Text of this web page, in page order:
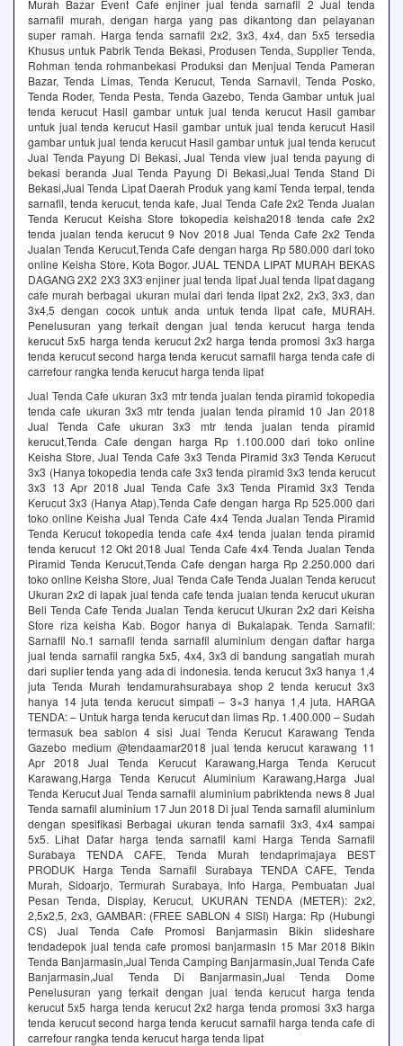
Murah Bazar Event Cafe enjiner jual tenda sarnafil 2 Jual tenda
sarnafil murah, dengan harga yang pas dikantong dan pelayanan
super ramah. Harga tenda sarnafil 2x2, 3x3, 4x4, dan 5x5 tersedia
Khusus untuk Pabrik Tenda Bekasi, Produsen Tenda, Supplier Tenda,
Rohman tenda rohmanbekasi Produksi dan Menjual Tenda Pameran
Bazar, Tenda Limas, Tenda Kerucut, Tenda Sarnavil, Tenda Posko,
Tenda Roder, Tenda Pesta, Tenda Gazebo, Tenda Gambar untuk jual
tenda kerucut Hasil gambar untuk jual tenda kerucut Hasil gambar
untuk jual tenda kerucut Hasil gambar untuk jual tenda kerucut Hasil
gambar untuk jual tenda kerucut Hasil gambar untuk jual tenda kerucut
Jual Tenda Payung Di Bekasi, Jual Tenda view jual tenda payung di
bekasi beranda Jual Tenda Payung Di Bekasi,Jual Tenda Stand Di
Bekasi,Jual Tenda Lipat Daerah Produk yang kami Tenda terpal, tenda
sarnafil, tenda kerucut, tenda kafe, Jual Tenda Cafe 2x2 Tenda Jualan
Tenda Kerucut Keisha Store tokopedia keisha2018 tenda cafe 2x2
tenda jualan tenda kerucut 9 Nov 2018 Jual Tenda Cafe 2x2 Tenda
Jualan Tenda Kerucut,Tenda Cafe dengan harga Rp 580.000 dari toko
online Keisha Store, Kota Bogor. JUAL TENDA LIPAT MURAH BEKAS
DAGANG 2X2 2X3 3X3 enjiner jual tenda lipat Jual tenda lipat dagang
cafe murah berbagai ukuran mulai dari tenda lipat 2x2, 2x3, 3x3, dan
3x4,5 dengan cocok untuk anda untuk tenda lipat cafe, MURAH.
Penelusuran yang terkait dengan jual tenda kerucut harga tenda
kerucut 5x5 harga tenda kerucut 2x2 harga tenda promosi 3x3 harga
tenda kerucut second harga tenda kerucut sarnafil harga tenda cafe di
carrefour rangka tenda kerucut harga tenda lipat
Jual Tenda Cafe ukuran 3x3 mtr tenda jualan tenda piramid tokopedia
tenda cafe ukuran 3x3 mtr tenda jualan tenda piramid 10 Jan 2018
Jual Tenda Cafe ukuran 3x3 mtr tenda jualan tenda piramid
kerucut,Tenda Cafe dengan harga Rp 1.100.000 dari toko online
Keisha Store, Jual Tenda Cafe 3x3 Tenda Piramid 3x3 Tenda Kerucut
3x3 (Hanya tokopedia tenda cafe 3x3 tenda piramid 3x3 tenda kerucut
3x3 13 Apr 2018 Jual Tenda Cafe 3x3 Tenda Piramid 3x3 Tenda
Kerucut 3x3 (Hanya Atap),Tenda Cafe dengan harga Rp 525.000 dari
toko online Keisha Jual Tenda Cafe 4x4 Tenda Jualan Tenda Piramid
Tenda Kerucut tokopedia tenda cafe 4x4 tenda jualan tenda piramid
tenda kerucut 12 Okt 2018 Jual Tenda Cafe 4x4 Tenda Jualan Tenda
Piramid Tenda Kerucut,Tenda Cafe dengan harga Rp 2.250.000 dari
toko online Keisha Store, Jual Tenda Cafe Tenda Jualan Tenda kerucut
Ukuran 2x2 di lapak jual tenda cafe tenda jualan tenda kerucut ukuran
Beli Tenda Cafe Tenda Jualan Tenda kerucut Ukuran 2x2 dari Keisha
Store riza keisha Kab. Bogor hanya di Bukalapak. Tenda Sarnafil:
Sarnafil No.1 sarnafil tenda sarnafil aluminium dengan daftar harga
jual tenda sarnafil rangka 5x5, 4x4, 3x3 di bandung sangatlah murah
dari suplier tenda yang ada di indonesia. tenda kerucut 3x3 hanya 1,4
juta Tenda Murah tendamurahsurabaya shop 2 tenda kerucut 3x3
hanya 14 juta tenda kerucut simpati – 3×3 hanya 1,4 juta. HARGA
TENDA: – Untuk harga tenda kerucut dan limas Rp. 1.400.000 – Sudah
termasuk bea sablon 4 sisi Jual Tenda Kerucut Karawang Tenda
Gazebo medium @tendaamar2018 jual tenda kerucut karawang 11
Apr 2018 Jual Tenda Kerucut Karawang,Harga Tenda Kerucut
Karawang,Harga Tenda Kerucut Aluminium Karawang,Harga Jual
Tenda Kerucut Jual Tenda sarnafil aluminium pabriktenda news 8 Jual
Tenda sarnafil aluminium 17 Jun 2018 Di jual Tenda sarnafil aluminium
dengan spesifikasi Berbagai ukuran tenda sarnafil 3x3, 4x4 sampai
5x5. Lihat Dafar harga tenda sarnafil kami Harga Tenda Sarnafil
Surabaya TENDA CAFE, Tenda Murah tendaprimajaya BEST
PRODUK Harga Tenda Sarnafil Surabaya TENDA CAFE, Tenda
Murah, Sidoarjo, Termurah Surabaya, Info Harga, Pembuatan Jual
Pesan Tenda, Display, Kerucut, UKURAN TENDA (METER)‎: ‎2x2,
2,5x2,5, 2x3, GAMBAR‎: ‎(FREE SABLON 4 SISI) Harga‎: ‎Rp (Hubungi
CS) Jual Tenda Cafe Promosi Banjarmasin Bikin slideshare
tendadepok jual tenda cafe promosi banjarmasin 15 Mar 2018 Bikin
Tenda Banjarmasin,Jual Tenda Camping Banjarmasin,Jual Tenda Cafe
Banjarmasin,Jual Tenda Di Banjarmasin,Jual Tenda Dome
Penelusuran yang terkait dengan jual tenda kerucut harga tenda
kerucut 5x5 harga tenda kerucut 2x2 harga tenda promosi 3x3 harga
tenda kerucut second harga tenda kerucut sarnafil harga tenda cafe di
carrefour rangka tenda kerucut harga tenda lipat